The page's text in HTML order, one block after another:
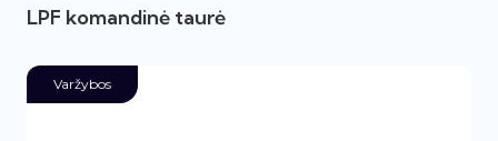
LPF komandinė taurė
Varžybos